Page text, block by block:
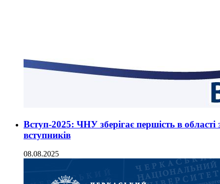
Вступ-2025: ЧНУ зберігає першість в області
вступників
08.08.2025